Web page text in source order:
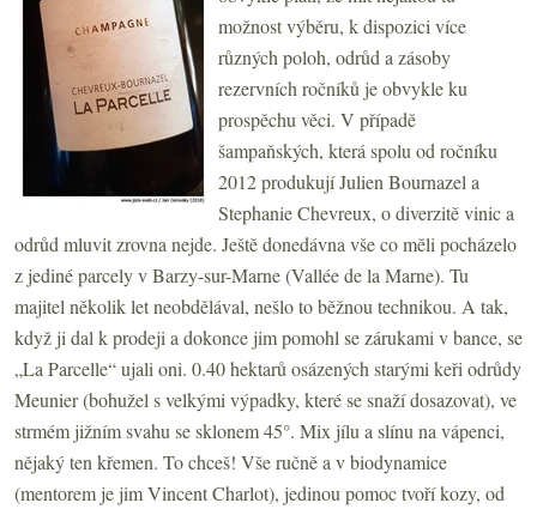
možnost výběru, k dispozici více
různých poloh, odrůd a zásoby
rezervních ročníků je obvykle ku
prospěchu věci. V případě
šampaňských, která spolu od ročníku
2012 produkují Julien Bournazel a
Stephanie Chevreux, o diverzitě vinic a
odrůd mluvit zrovna nejde. Ještě donedávna vše co měli pocházelo
z jediné parcely v Barzy-sur-Marne (Vallée de la Marne). Tu
majitel několik let neobdělával, nešlo to běžnou technikou. A tak,
když ji dal k prodeji a dokonce jim pomohl se zárukami v bance, se
„La Parcelle“ ujali oni. 0.40 hektarů osázených starými keři odrůdy
Meunier (bohužel s velkými výpadky, které se snaží dosazovat), ve
strmém jižním svahu se sklonem 45°. Mix jílu a slínu na vápenci,
nějaký ten křemen. To chceš! Vše ručně a v biodynamice
(mentorem je jim Vincent Charlot), jedinou pomoc tvoří kozy, od